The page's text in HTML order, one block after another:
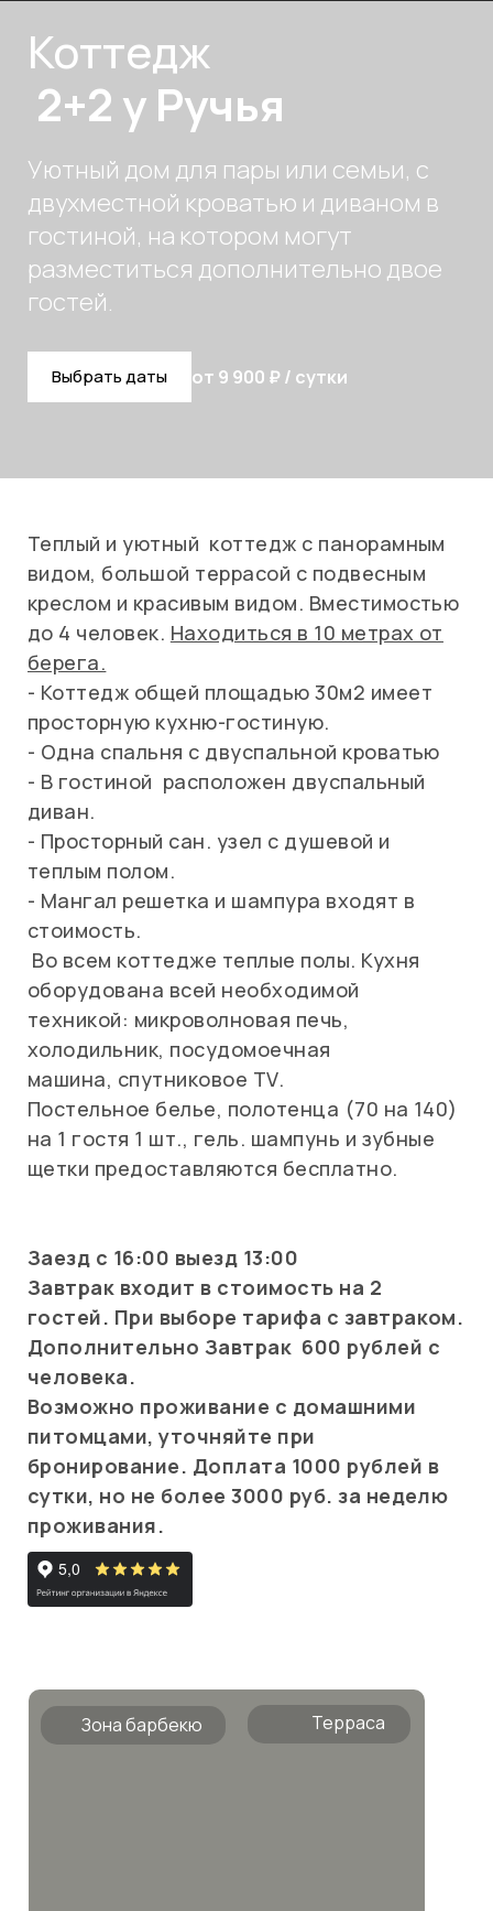
Коттедж
2+2 у Ручья
Уютный дом для пары или семьи, с
двухместной кроватью и диваном в
гостиной, на котором могут
разместиться дополнительно двое
гостей.
Выбрать даты от 9 900 ₽ / сутки
Теплый и уютный коттедж с панорамным
видом, большой террасой с подвесным
креслом и красивым видом. Вместимостью
до 4 человек. Находиться в 10 метрах от
берега.
- Коттедж общей площадью 30м2 имеет
просторную кухню-гостиную.
- Одна спальня с двуспальной кроватью
- В гостиной расположен двуспальный
диван.
- Просторный сан. узел с душевой и
теплым полом.
- Мангал решетка и шампура входят в
стоимость.
Во всем коттедже теплые полы. Кухня
оборудована всей необходимой
техникой: микроволновая печь,
холодильник, посудомоечная
машина, спутниковое TV.
Постельное белье, полотенца (70 на 140)
на 1 гостя 1 шт., гель. шампунь и зубные
щетки предоставляются бесплатно.
Заезд с 16:00 выезд 13:00
Завтрак входит в стоимость на 2
гостей. При выборе тарифа с завтраком.
Дополнительно Завтрак 600 рублей с
человека.
Возможно проживание с домашними
питомцами, уточняйте при
бронирование. Доплата 1000 рублей в
сутки, но не более 3000 руб. за неделю
проживания.
Терраса
Зона барбекю